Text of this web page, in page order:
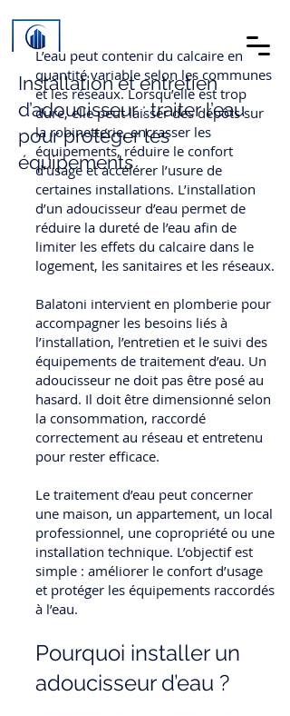
Installation et entretien
d’adoucisseur : traiter l’eau
pour protéger les
équipements
L’eau peut contenir du calcaire en
quantité variable selon les communes
et les réseaux. Lorsqu’elle est trop
dure, elle peut laisser des dépôts sur
la robinetterie, encrasser les
équipements, réduire le confort
d’usage et accélérer l’usure de
certaines installations. L’installation
d’un adoucisseur d’eau permet de
réduire la dureté de l’eau afin de
limiter les effets du calcaire dans le
logement, les sanitaires et les réseaux.
Balatoni intervient en plomberie pour
accompagner les besoins liés à
l’installation, l’entretien et le suivi des
équipements de traitement d’eau. Un
adoucisseur ne doit pas être posé au
hasard. Il doit être dimensionné selon
la consommation, raccordé
correctement au réseau et entretenu
pour rester efficace.
Le traitement d’eau peut concerner
une maison, un appartement, un local
professionnel, une copropriété ou une
installation technique. L’objectif est
simple : améliorer le confort d’usage
et protéger les équipements raccordés
à l’eau.
Pourquoi installer un
adoucisseur d’eau ?